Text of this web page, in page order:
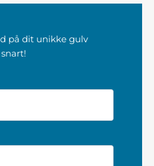
på dit unikke gulv